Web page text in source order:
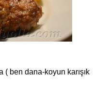
( ben dana-koyun karışık